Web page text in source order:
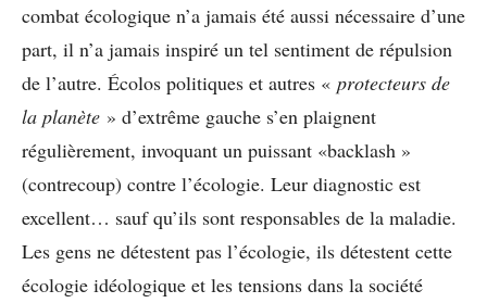
combat écologique n’a jamais été aussi nécessaire d’une
part, il n’a jamais inspiré un tel sentiment de répulsion
de l’autre. Écolos politiques et autres « protecteurs de
la planète » d’extrême gauche s’en plaignent
régulièrement, invoquant un puissant «backlash »
(contrecoup) contre l’écologie. Leur diagnostic est
excellent… sauf qu’ils sont responsables de la maladie.
Les gens ne détestent pas l’écologie, ils détestent cette
écologie idéologique et les tensions dans la société